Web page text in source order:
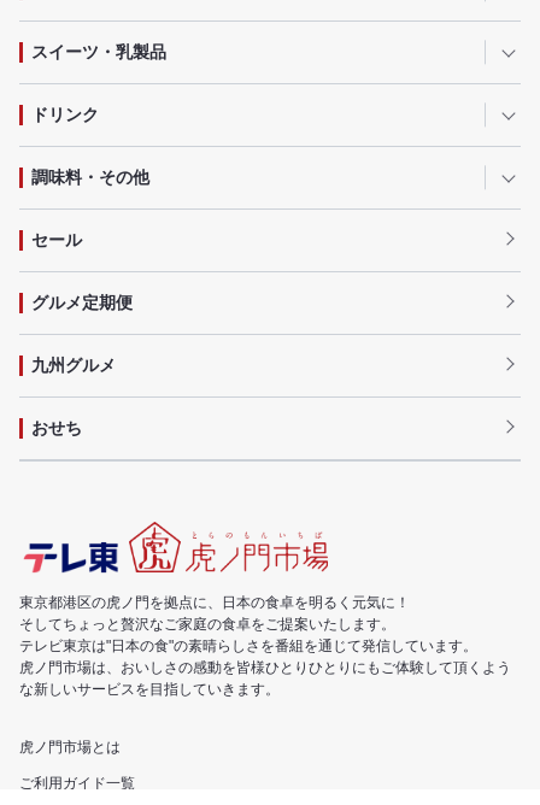
スイーツ・乳製品
ドリンク
調味料・その他
セール
グルメ定期便
九州グルメ
おせち
東京都港区の虎ノ門を拠点に、日本の食卓を明るく元気に！
そしてちょっと贅沢なご家庭の食卓をご提案いたします。
テレビ東京は"日本の食"の素晴らしさを番組を通じて発信しています。
虎ノ門市場は、おいしさの感動を皆様ひとりひとりにもご体験して頂くよう
な新しいサービスを目指していきます。
虎ノ門市場とは
ご利用ガイド一覧